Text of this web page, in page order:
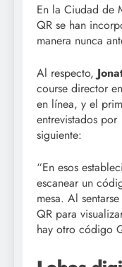
En la Ciudad de
QR se han
manera nunca
Al respecto,
course director
en línea, y el
entrevistados por
siguiente:
“En esos
escanear un
mesa. Al
QR para
hay otro código